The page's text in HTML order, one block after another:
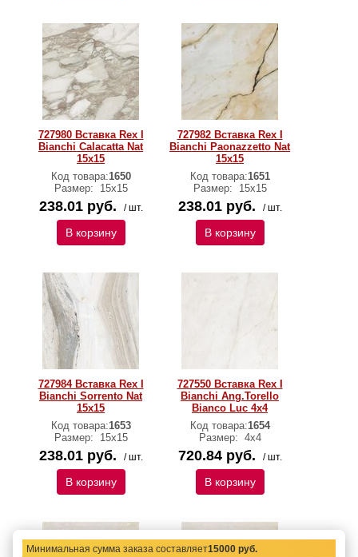
727980 Вставка Rex I
Bianchi Calacatta Nat
15x15
Код товара:1650
Размер:
15x15
238.01 руб. / шт.
В корзину
727982 Вставка Rex I
Bianchi Paonazzetto Nat
15x15
Код товара:1651
Размер:
15x15
238.01 руб. / шт.
В корзину
727984 Вставка Rex I
Bianchi Sorrento Nat
15x15
Код товара:1653
Размер:
15x15
238.01 руб. / шт.
В корзину
727550 Вставка Rex I
Bianchi Ang.Torello
Bianco Luc 4x4
Код товара:1654
Размер: 4х4
720.84 руб. / шт.
В корзину
Минимальная сумма заказа составляет15000 руб.